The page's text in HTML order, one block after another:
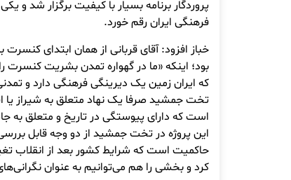
پروردگار برنامه بسیار با کیفیت برگزار شد و
فرهنگی ایران رقم خورد.
خباز افزود: آقای قربانی از همان ابتدای کنسرت
بود؛ اینکه «ما در گهواره تمدن بشریت کنسرت
که ایران زمین یک دیرینگی فرهنگی دارد و
تخت جمشید صرفا یک نهاد متعلق به شیراز یا
است که دارای پیوستگی در تاریخ و متعلق
این پروژه در تخت جمشید از دو وجه قابل
حاکمیت است که شرایط کشور بعد از انقلاب
کرد و بخشی را هم می‌توانیم به عنوان